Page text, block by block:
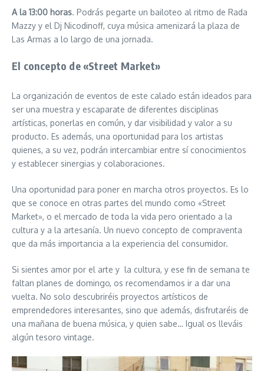
A la 13:00 horas. Podrás pegarte un bailoteo al ritmo de Rada
Mazzy y el Dj Nicodinoff, cuya música amenizará la plaza de
Las Armas a lo largo de una jornada.
El concepto de «Street Market»
La organización de eventos de este calado están ideados para
ser una muestra y escaparate de diferentes disciplinas
artísticas, ponerlas en común, y dar visibilidad y valor a su
producto. Es además, una oportunidad para los artistas
quienes, a su vez, podrán intercambiar entre sí conocimientos
y establecer sinergias y colaboraciones.
Una oportunidad para poner en marcha otros proyectos. Es lo
que se conoce en otras partes del mundo como «Street
Market», o el mercado de toda la vida pero orientado a la
cultura y a la artesanía. Un nuevo concepto de compraventa
que da más importancia a la experiencia del consumidor.
Si sientes amor por el arte y la cultura, y ese fin de semana te
faltan planes de domingo, os recomendamos ir a dar una
vuelta. No solo descubriréis proyectos artísticos de
emprendedores interesantes, sino que además, disfrutaréis de
una mañana de buena música, y quien sabe… Igual os lleváis
algún tesoro vintage.